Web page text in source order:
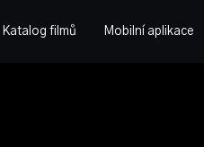
Katalog filmů Mobilní aplikace